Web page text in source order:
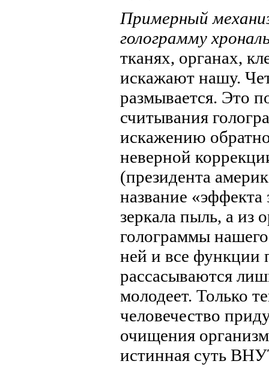
Примерный
голограмму
тканях, органах,
искажают нашу.
размывается. Это
считывания
искажению
неверной
(президента
название «эффекта
зеркала пыль, а из
голограммы нашего
ней и все функции
рассасываются
молодеет. Только
человечество
очищения
истинная суть